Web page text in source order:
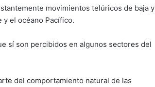
movimientos telúricos de baja y
y el océano Pacífico.
sí son percibidos en algunos sectores del
del comportamiento natural de las